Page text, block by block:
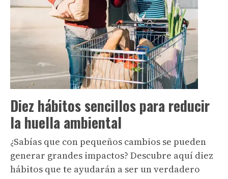
Diez hábitos sencillos para reducir
la huella ambiental
¿Sabías que con pequeños cambios se pueden
generar grandes impactos? Descubre aquí diez
hábitos que te ayudarán a ser un verdadero